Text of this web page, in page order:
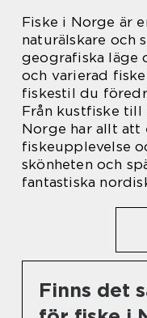
Fiske i Norge är
naturälskare och
geografiska läge
och varierad
fiskestil du
Från kustfiske till
Norge har allt att
fiskeupplevelse
skönheten och
fantastiska
Finns det